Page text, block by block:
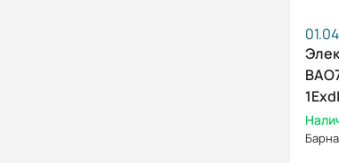
630/